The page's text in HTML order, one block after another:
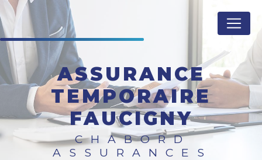
ASSURANCE
TEMPORAIRE
FAUCIGNY
CHABORD
ASSURANCES
Panneau de gestion des cookies